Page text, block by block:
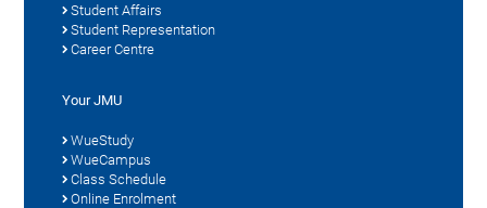
Student Affairs
Student Representation
Career Centre
Your JMU
WueStudy
WueCampus
Class Schedule
Online Enrolment